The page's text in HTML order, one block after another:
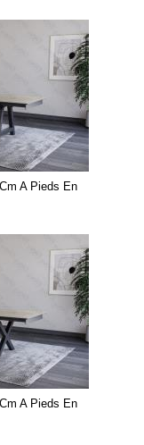
A Pieds En
A Pieds En